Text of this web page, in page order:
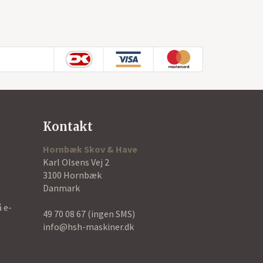
e-
Kontakt
Hornbæk Skov & Have
Karl Olsens Vej 2
3100 Hornbæk
Danmark
49 70 08 67 (ingen SMS)
info@hsh-maskiner.dk